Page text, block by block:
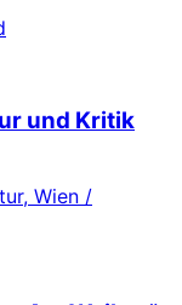
und Kritik
Wien /